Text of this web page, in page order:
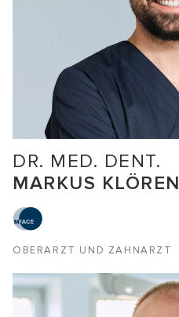
DR. MED. DENT.
MARKUS KLÖREN
OBERARZT UND ZAHNARZT